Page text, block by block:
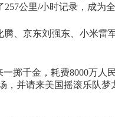
公里/小时记录，成为
、京东刘强东、小米雷
掷千金，耗费8000万人
，并请来美国摇滚乐队梦